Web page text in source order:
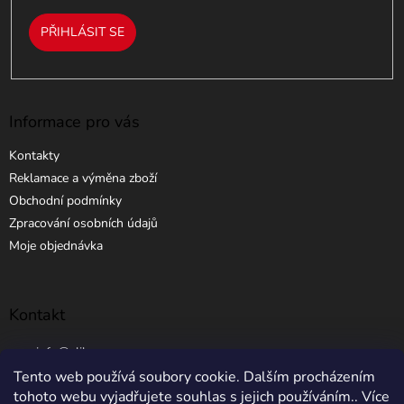
Tento web používá soubory cookie. Dalším procházením
tohoto webu vyjadřujete souhlas s jejich používáním.. Více
PŘIHLÁSIT SE
Informace pro vás
Kontakty
Reklamace a výměna zboží
Obchodní podmínky
Zpracování osobních údajů
Moje objednávka
Kontakt
info @ elibros.cz
+420 734 184 444